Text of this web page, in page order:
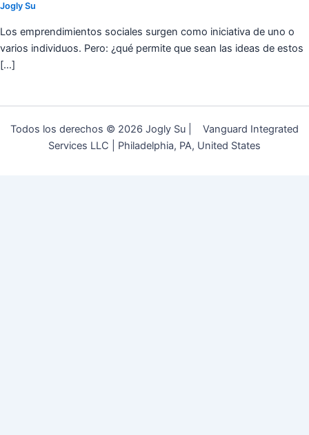
Jogly Su
Los emprendimientos sociales surgen como iniciativa de uno o
varios individuos. Pero: ¿qué permite que sean las ideas de estos
[…]
Todos los derechos © 2026 Jogly Su | Vanguard Integrated
Services LLC | Philadelphia, PA, United States